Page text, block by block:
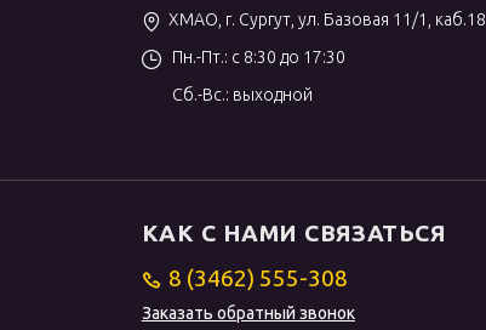
ХМАО, г. Сургут, ул. Базовая 11/1, каб.18
Пн.-Пт.: с 8:30 до 17:30
Сб.-Вс.: выходной
КАК С НАМИ СВЯЗАТЬСЯ
8 (3462) 555-308
Заказать обратный звонок